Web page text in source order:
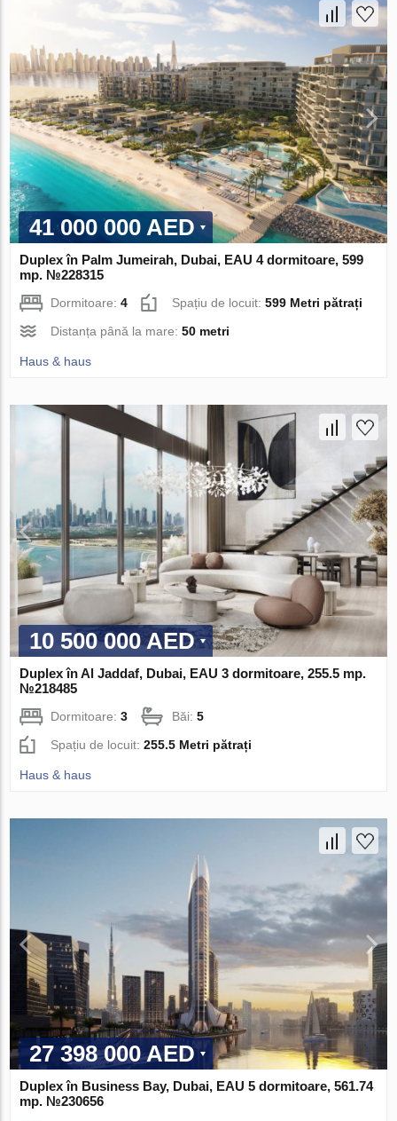
41 000 000 AED
Duplex în Palm Jumeirah, Dubai, EAU 4 dormitoare, 599
mp. №228315
Dormitoare:4 Spațiu de locuit:599 Metri pătrați
Distanța până la mare:50 metri
Haus & haus
10 500 000 AED
Duplex în Al Jaddaf, Dubai, EAU 3 dormitoare, 255.5 mp.
№218485
Dormitoare:3 Băi:5
Spațiu de locuit:255.5 Metri pătrați
Haus & haus
27 398 000 AED
Duplex în Business Bay, Dubai, EAU 5 dormitoare, 561.74
mp. №230656